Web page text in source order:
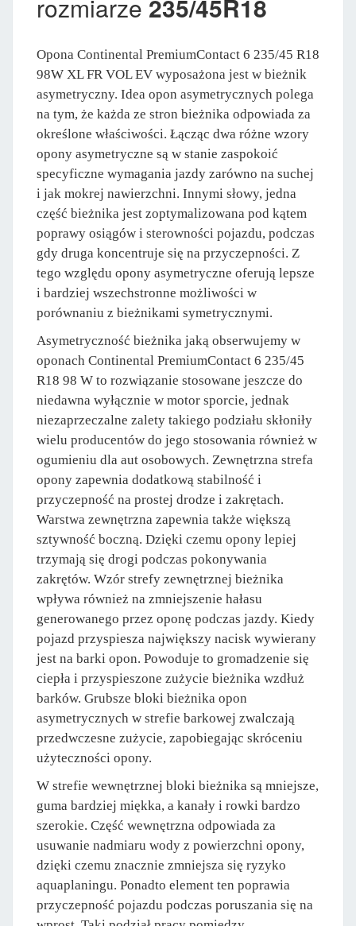
rozmiarze 235/45R18
Opona Continental PremiumContact 6 235/45 R18
98W XL FR VOL EV wyposażona jest w bieżnik
asymetryczny. Idea opon asymetrycznych polega
na tym, że każda ze stron bieżnika odpowiada za
określone właściwości. Łącząc dwa różne wzory
opony asymetryczne są w stanie zaspokoić
specyficzne wymagania jazdy zarówno na suchej
i jak mokrej nawierzchni. Innymi słowy, jedna
część bieżnika jest zoptymalizowana pod kątem
poprawy osiągów i sterowności pojazdu, podczas
gdy druga koncentruje się na przyczepności. Z
tego względu opony asymetryczne oferują lepsze
i bardziej wszechstronne możliwości w
porównaniu z bieżnikami symetrycznymi.
Asymetryczność bieżnika jaką obserwujemy w
oponach Continental PremiumContact 6 235/45
R18 98 W to rozwiązanie stosowane jeszcze do
niedawna wyłącznie w motor sporcie, jednak
niezaprzeczalne zalety takiego podziału skłoniły
wielu producentów do jego stosowania również w
ogumieniu dla aut osobowych. Zewnętrzna strefa
opony zapewnia dodatkową stabilność i
przyczepność na prostej drodze i zakrętach.
Warstwa zewnętrzna zapewnia także większą
sztywność boczną. Dzięki czemu opony lepiej
trzymają się drogi podczas pokonywania
zakrętów. Wzór strefy zewnętrznej bieżnika
wpływa również na zmniejszenie hałasu
generowanego przez oponę podczas jazdy. Kiedy
pojazd przyspiesza największy nacisk wywierany
jest na barki opon. Powoduje to gromadzenie się
ciepła i przyspieszone zużycie bieżnika wzdłuż
barków. Grubsze bloki bieżnika opon
asymetrycznych w strefie barkowej zwalczają
przedwczesne zużycie, zapobiegając skróceniu
użyteczności opony.
W strefie wewnętrznej bloki bieżnika są mniejsze,
guma bardziej miękka, a kanały i rowki bardzo
szerokie. Część wewnętrzna odpowiada za
usuwanie nadmiaru wody z powierzchni opony,
dzięki czemu znacznie zmniejsza się ryzyko
aquaplaningu. Ponadto element ten poprawia
przyczepność pojazdu podczas poruszania się na